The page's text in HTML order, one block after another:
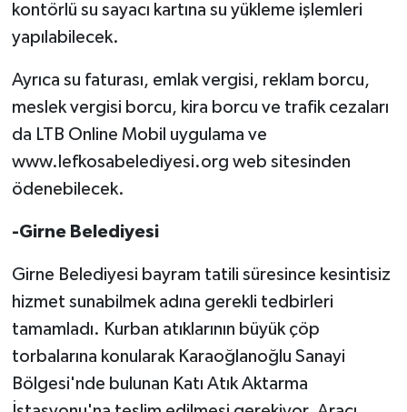
kontörlü su sayacı kartına su yükleme işlemleri
yapılabilecek.
Ayrıca su faturası, emlak vergisi, reklam borcu,
meslek vergisi borcu, kira borcu ve trafik cezaları
da LTB Online Mobil uygulama ve
www.lefkosabelediyesi.org web sitesinden
ödenebilecek.
-Girne Belediyesi
Girne Belediyesi bayram tatili süresince kesintisiz
hizmet sunabilmek adına gerekli tedbirleri
tamamladı. Kurban atıklarının büyük çöp
torbalarına konularak Karaoğlanoğlu Sanayi
Bölgesi'nde bulunan Katı Atık Aktarma